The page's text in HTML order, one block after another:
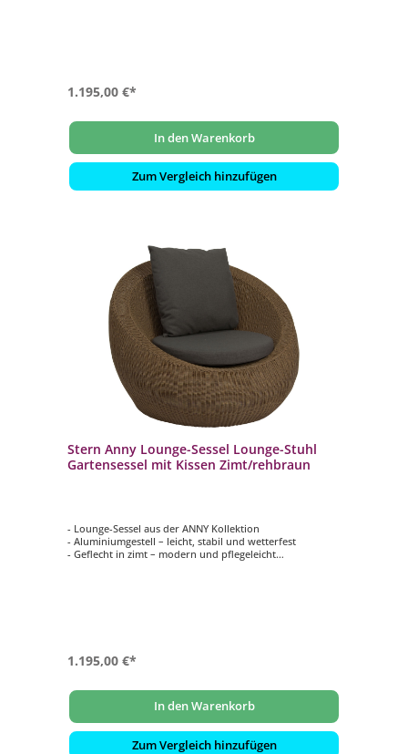
1.195,00 €*
In den Warenkorb
Zum Vergleich hinzufügen
Stern Anny Lounge-Sessel Lounge-Stuhl
Gartensessel mit Kissen Zimt/rehbraun
- Lounge-Sessel aus der ANNY Kollektion
- Aluminiumgestell – leicht, stabil und wetterfest
- Geflecht in zimt – modern und pflegeleicht
1.195,00 €*
In den Warenkorb
Zum Vergleich hinzufügen